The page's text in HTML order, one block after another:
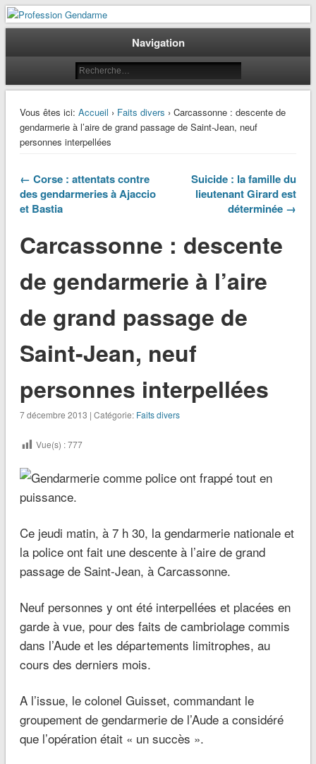
Profession Gendarme
Le journal des gendarmes
Navigation
Vous êtes ici: Accueil › Faits divers › Carcassonne : descente de
gendarmerie à l’aire de grand passage de Saint-Jean, neuf
personnes interpellées
← Corse : attentats contre
des gendarmeries à Ajaccio
et Bastia
Suicide : la famille du
lieutenant Girard est
déterminée →
Carcassonne : descente
de gendarmerie à l’aire
de grand passage de
Saint-Jean, neuf
personnes interpellées
7 décembre 2013 | Catégorie: Faits divers
Vue(s) :777
Ce jeudi matin, à 7 h 30, la gendarmerie nationale et
la police ont fait une descente à l’aire de grand
passage de Saint-Jean, à Carcassonne.
Neuf personnes y ont été interpellées et placées en
garde à vue, pour des faits de cambriolage commis
dans l’Aude et les départements limitrophes, au
cours des derniers mois.
A l’issue, le colonel Guisset, commandant le
groupement de gendarmerie de l’Aude a considéré
que l’opération était « un succès ».